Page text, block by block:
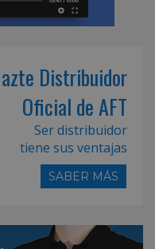
Distribuidor
Oficial de AFT
Ser distribuidor
tiene sus ventajas
SABER MÁS